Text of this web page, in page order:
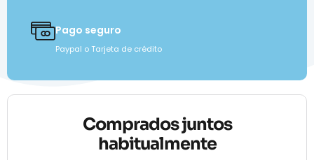
Pago seguro
Paypal o Tarjeta de crédito
Comprados juntos
habitualmente